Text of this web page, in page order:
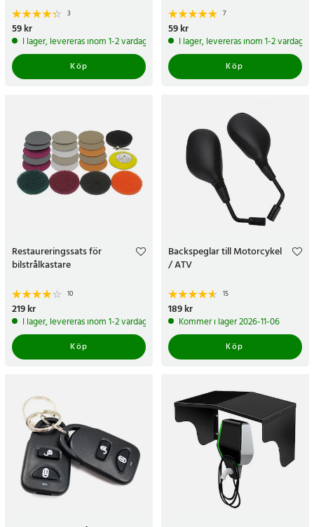
3
Pris:
59 kr
I lager, levereras inom 1-2 vardagar
Köp
7
Pris:
59 kr
I lager, levereras inom 1-2 vardagar
Köp
Restaureringssats för
bilstrålkastare
10
Pris:219 kr
219 kr
I lager, levereras inom 1-2 vardagar
Köp
Backspeglar till Motorcykel
/ ATV
15
Pris:189 kr
189 kr
Kommer i lager 2026-11-06
Köp